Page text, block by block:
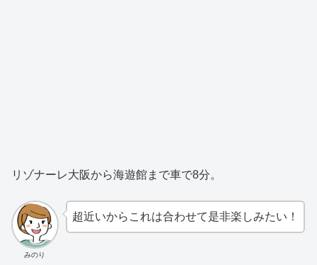
リゾナーレ大阪から海遊館まで車で8分。
みのり
超近いからこれは合わせて是非楽しみたい！